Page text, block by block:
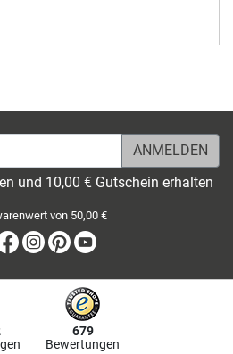
und 10,00 € Gutschein erhalten
von 50,00 €
Facebook
Instagram
Pinterest
679
Bewertungen